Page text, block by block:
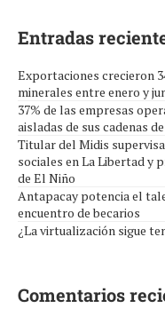
Entradas
Exportaciones crecieron
minerales entre enero y
37% de las empresas
aisladas de sus cadenas
Titular del Midis
sociales en La Libertad y
de El Niño
Antapacay potencia el
encuentro de becarios
¿La virtualización sigue
Comentarios